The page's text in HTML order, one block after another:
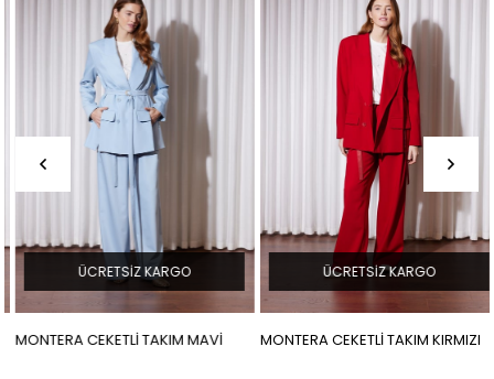
MONTERA CEKETLİ TAKIM MAVİ
ÜCRETSIZ KARGO
MONTERA CEKETLİ TAKIM KIRMIZI
ÜCRETSIZ KARGO